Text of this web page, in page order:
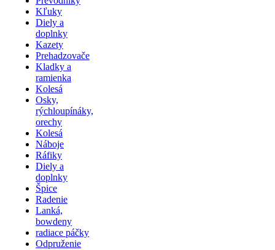
Kľuky
Diely a
doplnky
Kazety
Prehadzovače
Kladky a
ramienka
Kolesá
Osky,
rýchloupínáky,
orechy
Kolesá
Náboje
Ráfiky
Diely a
doplnky
Špice
Radenie
Lanká,
bowdeny
radiace páčky
Odpruženie